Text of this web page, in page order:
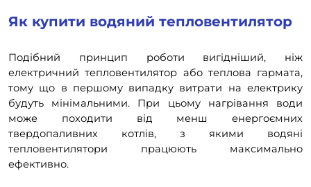
Як купити водяний тепловентилятор
Подібний принцип роботи вигідніший, ніж
електричний тепловентилятор або теплова гармата,
тому що в першому випадку витрати на електрику
будуть мінімальними. При цьому нагрівання води
може походити від менш енергоємних
твердопаливних котлів, з якими водяні
тепловентилятори працюють максимально
ефективно.